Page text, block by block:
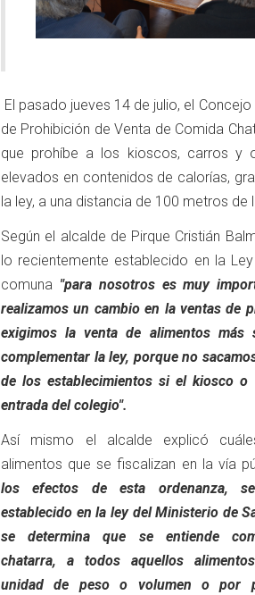
El pasado jueves 14 de julio, el
de Prohibición de Venta de Comida
que prohíbe a los kioscos, carros y
elevados en contenidos de calorías,
la ley, a una distancia de 100 metros
Según el alcalde de Pirque Cristián
lo recientemente establecido en la
comuna "para nosotros es muy
realizamos un cambio en la ventas de
exigimos la venta de alimentos más
complementar la ley, porque no
de los establecimientos si el kiosco
entrada del colegio".
Así mismo el alcalde explicó
alimentos que se fiscalizan en la vía
los efectos de esta ordenanza,
establecido en la ley del Ministerio de
se determina que se entiende
chatarra, a todos aquellos
unidad de peso o volumen o por